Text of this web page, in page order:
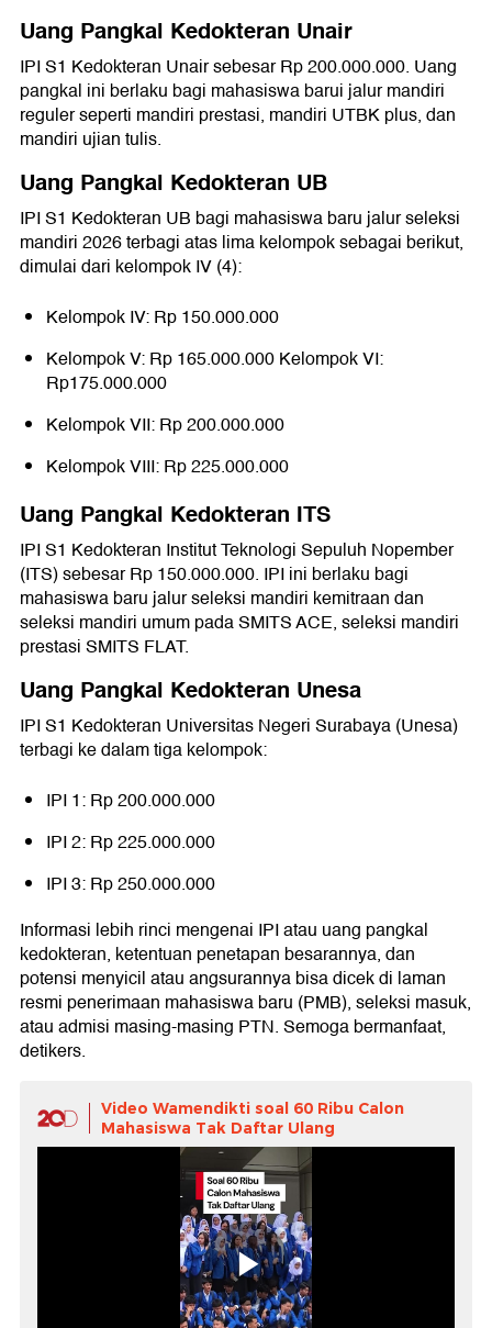
Uang Pangkal Kedokteran Unair
IPI S1 Kedokteran Unair sebesar Rp 200.000.000. Uang
pangkal ini berlaku bagi mahasiswa barui jalur mandiri
reguler seperti mandiri prestasi, mandiri UTBK plus, dan
mandiri ujian tulis.
Uang Pangkal Kedokteran UB
IPI S1 Kedokteran UB bagi mahasiswa baru jalur seleksi
mandiri 2026 terbagi atas lima kelompok sebagai berikut,
dimulai dari kelompok IV (4):
Kelompok IV: Rp 150.000.000
Kelompok V: Rp 165.000.000 Kelompok VI:
Rp175.000.000
Kelompok VII: Rp 200.000.000
Kelompok VIII: Rp 225.000.000
Uang Pangkal Kedokteran ITS
IPI S1 Kedokteran Institut Teknologi Sepuluh Nopember
(ITS) sebesar Rp 150.000.000. IPI ini berlaku bagi
mahasiswa baru jalur seleksi mandiri kemitraan dan
seleksi mandiri umum pada SMITS ACE, seleksi mandiri
prestasi SMITS FLAT.
Uang Pangkal Kedokteran Unesa
IPI S1 Kedokteran Universitas Negeri Surabaya (Unesa)
terbagi ke dalam tiga kelompok:
IPI 1: Rp 200.000.000
IPI 2: Rp 225.000.000
IPI 3: Rp 250.000.000
Informasi lebih rinci mengenai IPI atau uang pangkal
kedokteran, ketentuan penetapan besarannya, dan
potensi menyicil atau angsurannya bisa dicek di laman
resmi penerimaan mahasiswa baru (PMB), seleksi masuk,
atau admisi masing-masing PTN. Semoga bermanfaat,
detikers.
Video Wamendikti soal 60 Ribu Calon
Mahasiswa Tak Daftar Ulang